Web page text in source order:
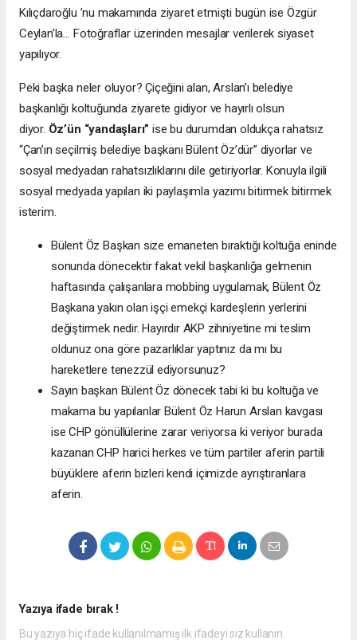
Kılıçdaroğlu ’nu makamında ziyaret etmişti bugün ise Özgür
Ceylan’la… Fotoğraflar üzerinden mesajlar verilerek siyaset
yapılıyor.
Peki başka neler oluyor? Çiçeğini alan, Arslan’ı belediye
başkanlığı koltuğunda ziyarete gidiyor ve hayırlı olsun
diyor. Öz’ün “yandaşları” ise bu durumdan oldukça rahatsız
“Çan’ın seçilmiş belediye başkanı Bülent Öz’dür” diyorlar ve
sosyal medyadan rahatsızlıklarını dile getiriyorlar. Konuyla ilgili
sosyal medyada yapılan iki paylaşımla yazımı bitirmek bitirmek
isterim.
Bülent Öz Başkan size emaneten bıraktığı koltuğa eninde
sonunda dönecektir fakat vekil başkanlığa gelmenin
haftasında çalışanlara mobbing uygulamak, Bülent Öz
Başkana yakın olan işçi emekçi kardeşlerin yerlerini
değiştirmek nedir. Hayırdır AKP zihniyetine mi teslim
oldunuz ona göre pazarlıklar yaptınız da mı bu
hareketlere tenezzül ediyorsunuz?
Sayın başkan Bülent Öz dönecek tabi ki bu koltuğa ve
makama bu yapılanlar Bülent Öz Harun Arslan kavgası
ise CHP gönüllülerine zarar veriyorsa ki veriyor burada
kazanan CHP harici herkes ve tüm partiler aferin partili
büyüklere aferin bizleri kendi içimizde ayrıştıranlara
aferin.
Yazıya ifade bırak !
Bu yazıya hiç ifade kullanılmamış ilk ifadeyi siz kullanın.